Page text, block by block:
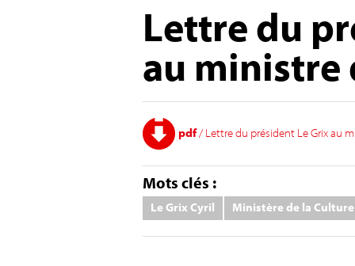
Lettre du
au ministre
pdf/ Lettre du président Le Grix au
Mots clés :
Le Grix Cyril Ministère de la Culture